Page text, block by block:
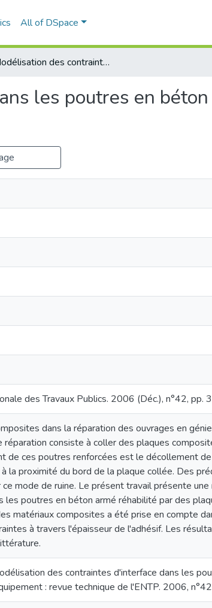
All of DSpace
Modélisation des contraintes d'interface dans les poutres en béton armé renforcées par des plaques composites
les poutres en
des Travaux Publics. 2006 (Déc.), n°42, pp.
dans la réparation des ouvrages en
consiste à coller des plaques
de ces poutres renforcées est le décollement
la proximité du bord de la plaque collée. Des
mode de ruine. Le présent travail présente
les poutres en béton armé réhabilité par des
matériaux composites a été prise en compte
à travers l'épaisseur de l'adhésif. Les
des contraintes d'interface dans les
: revue technique de l'ENTP. 2006,